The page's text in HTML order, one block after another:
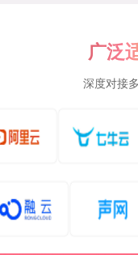
广泛
深度对接